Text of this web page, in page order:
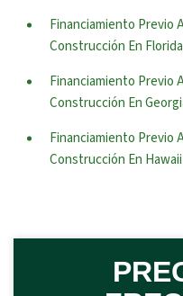
Financiamiento Previo
Construcción En Florida
Financiamiento Previo
Construcción En
Financiamiento Previo
Construcción En Hawaii